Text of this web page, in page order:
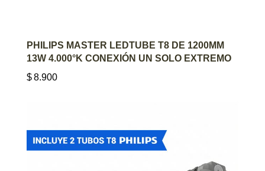
AGREGAR AL CARRITO
PHILIPS MASTER LEDTUBE T8 DE 1200MM
13W 4.000°K CONEXIÓN UN SOLO EXTREMO
$8.900